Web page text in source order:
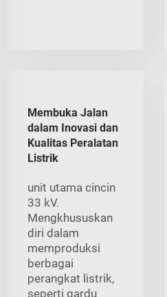
Membuka Jalan
dalam Inovasi dan
Kualitas Peralatan
Listrik
unit utama cincin
33 kV.
Mengkhususkan
diri dalam
memproduksi
berbagai
perangkat listrik,
seperti gardu